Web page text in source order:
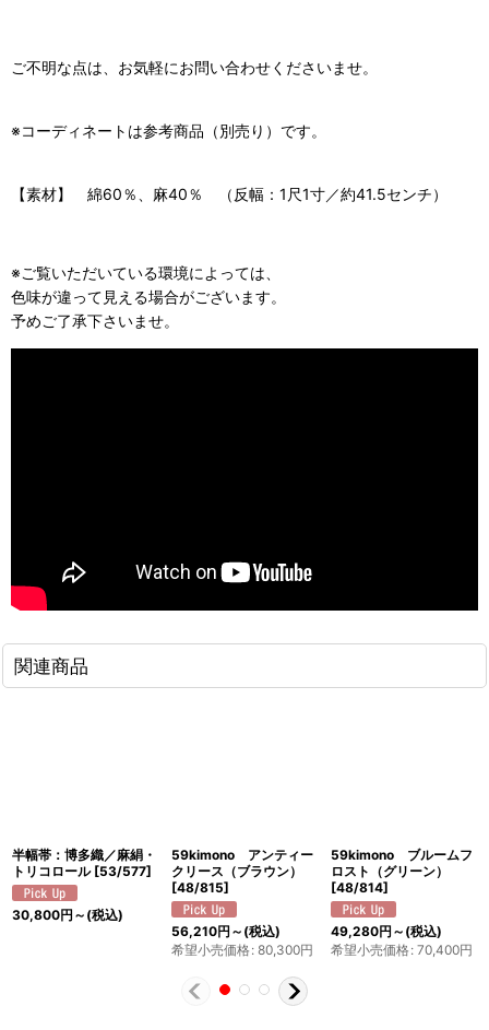
ご不明な点は、お気軽にお問い合わせくださいませ。
※コーディネートは参考商品（別売り）です。
【素材】 綿60％、麻40％ （反幅：1尺1寸／約41.5センチ）
※ご覧いただいている環境によっては、
色味が違って見える場合がございます。
予めご了承下さいませ。
関連商品
半幅帯：博多織／麻絹・
トリコロール [53/577]
30,800円 ～ (税込)
59kimono アンティー
クリース（ブラウン）
[48/815]
56,210円 ～ (税込)
希望小売価格: 80,300円
59kimono ブルームフ
ロスト（グリーン）
[48/814]
49,280円 ～ (税込)
希望小売価格: 70,400円